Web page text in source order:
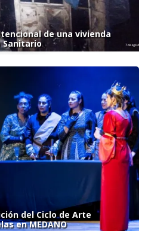
de una vivienda
Sanitario
del Ciclo de Arte
en MEDANO